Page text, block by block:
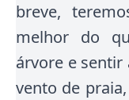
breve,
melhor do
árvore e sentir
vento de